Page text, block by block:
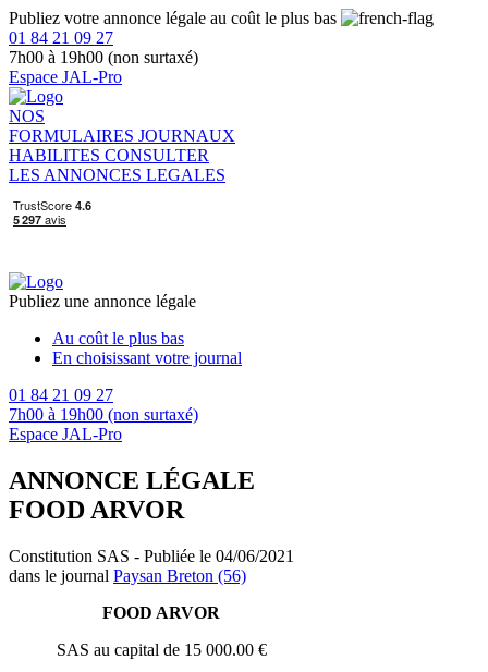
Publiez votre annonce légale au coût le plus bas
01 84 21 09 27
7h00 à 19h00 (non surtaxé)
Espace JAL-Pro
NOS
FORMULAIRES JOURNAUX
HABILITES CONSULTER
LES ANNONCES LEGALES
Publiez une annonce légale
Au coût le plus bas
En choisissant votre journal
01 84 21 09 27
7h00 à 19h00 (non surtaxé)
Espace JAL-Pro
ANNONCE LÉGALE
FOOD ARVOR
Constitution SAS - Publiée le 04/06/2021
dans le journal Paysan Breton (56)
FOOD ARVOR
SAS au capital de 15 000.00 €